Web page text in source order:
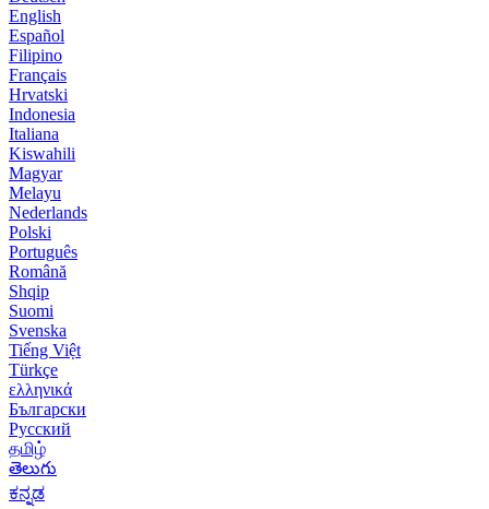
English
Español
Filipino
Français
Hrvatski
Indonesia
Italiana
Kiswahili
Magyar
Melayu
Nederlands
Polski
Português
Română
Shqip
Suomi
Svenska
Tiếng Việt
Türkçe
ελληνικά
Български
Русский
தமிழ்
తెలుగు
ಕನ್ನಡ